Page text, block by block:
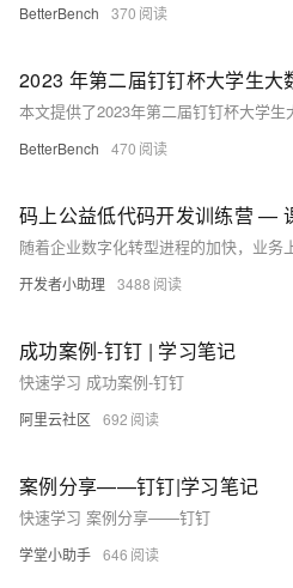
BetterBench 370
BetterBench 470
开发者小助理 3488
成功案例-钉钉 | 学习笔记
快速学习 成功案例-钉钉
阿里云社区 692
案例分享——钉钉|学习笔记
快速学习 案例分享——钉钉
学堂小助手 646